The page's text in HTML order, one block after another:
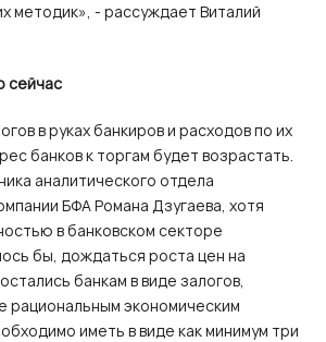
методик», - рассуждает Виталий
сейчас
в руках банкиров и расходов по их
банков к торгам будет возрастать.
аналитического отдела
БФА Романа Дзугаева, хотя
в банковском секторе
бы, дождаться роста цен на
банкам в виде залогов,
рациональным экономическим
иметь в виде как минимум три